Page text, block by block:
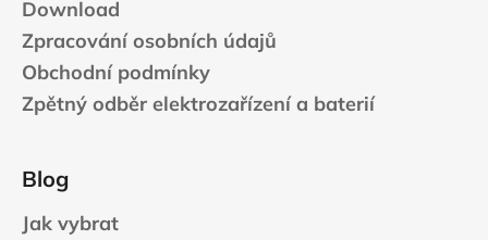
Download
Zpracování osobních údajů
Obchodní podmínky
Zpětný odběr elektrozařízení a baterií
Blog
Jak vybrat